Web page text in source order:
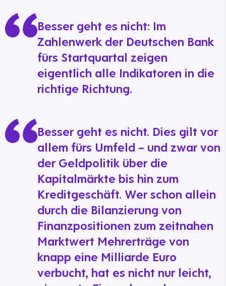
Besser geht es nicht: Im
Zahlenwerk der Deutschen Bank
fürs Startquartal zeigen
eigentlich alle Indikatoren in die
richtige Richtung.
Besser geht es nicht. Dies gilt vor
allem fürs Umfeld – und zwar von
der Geldpolitik über die
Kapitalmärkte bis hin zum
Kreditgeschäft. Wer schon allein
durch die Bilanzierung von
Finanzpositionen zum zeitnahen
Marktwert Mehrerträge von
knapp eine Milliarde Euro
verbucht, hat es nicht nur leicht,